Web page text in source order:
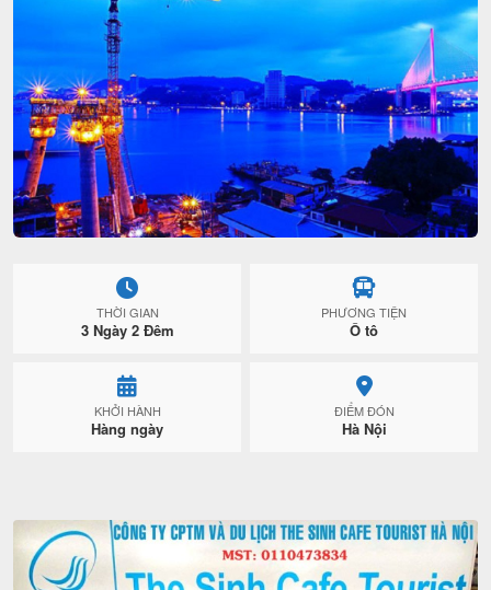
THỜI GIAN
3 Ngày 2 Đêm
PHƯƠNG TIỆN
Ô tô
KHỞI HÀNH
Hàng ngày
ĐIỂM ĐÓN
Hà Nội